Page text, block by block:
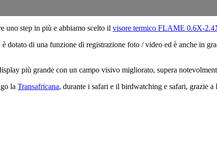
uno step in più e abbiamo scelto il visore termico FLAME 0.6X-
dotato di una funzione di registrazione foto / video ed è anche in
più grande con un campo visivo migliorato, supera
la Transafricana, durante i safari e il birdwatching e safari, grazie a